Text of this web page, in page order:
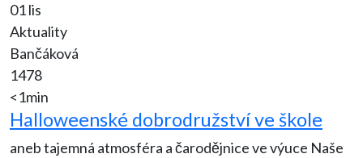
01 lis
Aktuality
Bančáková
1478
<1min
Halloweenské dobrodružství ve škole
aneb tajemná atmosféra a čarodějnice ve výuce Naše